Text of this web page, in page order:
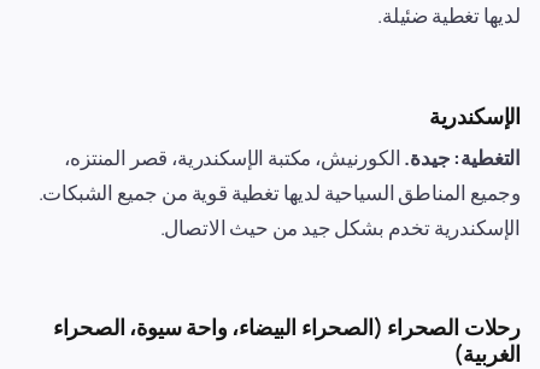
لديها تغطية ضئيلة.
الإسكندرية
التغطية: جيدة.الكورنيش، مكتبة الإسكندرية، قصر المنتزه،
وجميع المناطق السياحية لديها تغطية قوية من جميع الشبكات.
الإسكندرية تخدم بشكل جيد من حيث الاتصال.
رحلات الصحراء (الصحراء البيضاء، واحة سيوة، الصحراء
الغربية)